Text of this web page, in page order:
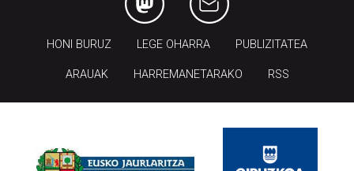
HONI BURUZ LEGE OHARRA PUBLIZITATEA
ARAUAK HARREMANETARAKO RSS